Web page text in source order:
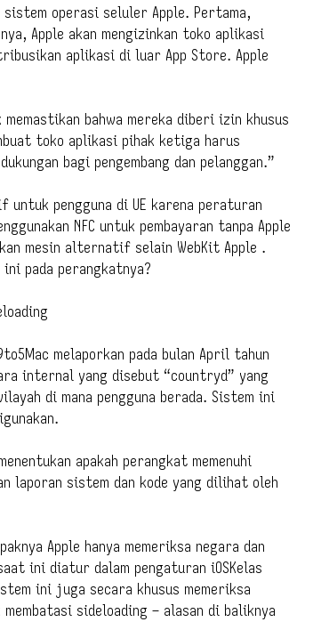
operasi seluler Apple. Pertama,
Apple akan mengizinkan toko aplikasi
aplikasi di luar App Store. Apple
bahwa mereka diberi izin khusus
toko aplikasi pihak ketiga harus
bagi pengembang dan pelanggan.”
pengguna di UE karena peraturan
NFC untuk pembayaran tanpa Apple
mesin alternatif selain WebKit Apple .
pada perangkatnya?
melaporkan pada bulan April tahun
internal yang disebut “countryd” yang
di mana pengguna berada. Sistem ini
apakah perangkat memenuhi
laporan sistem dan kode yang dilihat oleh
Apple hanya memeriksa negara dan
ini diatur dalam pengaturan iOSKelas
ini juga secara khusus memeriksa
sideloading – alasan di baliknya